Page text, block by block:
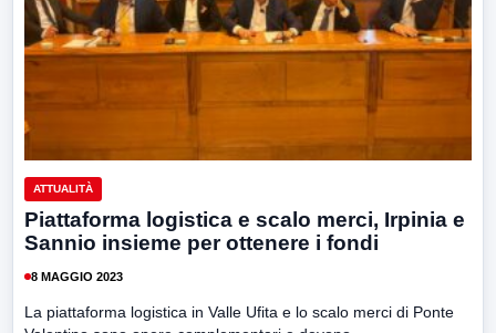
ATTUALITÀ
Piattaforma logistica e scalo merci, Irpinia e
Sannio insieme per ottenere i fondi
8 MAGGIO 2023
La piattaforma logistica in Valle Ufita e lo scalo merci di Ponte